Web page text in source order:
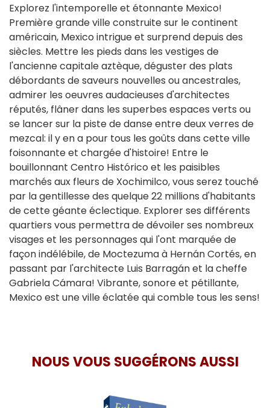
Explorez l'intemporelle et étonnante Mexico!
Première grande ville construite sur le continent
américain, Mexico intrigue et surprend depuis des
siècles. Mettre les pieds dans les vestiges de
l'ancienne capitale aztèque, déguster des plats
débordants de saveurs nouvelles ou ancestrales,
admirer les oeuvres audacieuses d'architectes
réputés, flâner dans les superbes espaces verts ou
se lancer sur la piste de danse entre deux verres de
mezcal: il y en a pour tous les goûts dans cette ville
foisonnante et chargée d'histoire! Entre le
bouillonnant Centro Histórico et les paisibles
marchés aux fleurs de Xochimilco, vous serez touché
par la gentillesse des quelque 22 millions d'habitants
de cette géante éclectique. Explorer ses différents
quartiers vous permettra de dévoiler ses nombreux
visages et les personnages qui l'ont marquée de
façon indélébile, de Moctezuma à Hernán Cortés, en
passant par l'architecte Luis Barragán et la cheffe
Gabriela Cámara! Vibrante, sonore et pétillante,
Mexico est une ville éclatée qui comble tous les sens!
NOUS VOUS SUGGÉRONS AUSSI